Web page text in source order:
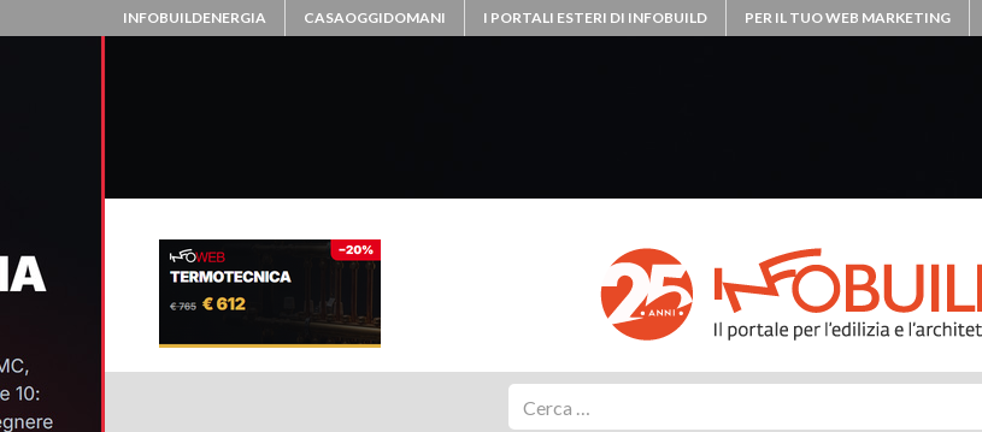
INFOBUILDENERGIA CASAOGGIDOMANI I PORTALI ESTERI DI INFOBUILD PER IL TUO WEB MARKETING